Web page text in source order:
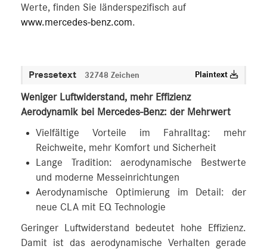
Werte, finden Sie länderspezifisch auf
www.mercedes-benz.com.
Pressetext 32748 Zeichen Plaintext
Weniger Luftwiderstand, mehr Effizienz
Aerodynamik bei Mercedes-Benz: der Mehrwert
Vielfältige Vorteile im Fahralltag: mehr
Reichweite, mehr Komfort und Sicherheit
Lange Tradition: aerodynamische Bestwerte
und moderne Messeinrichtungen
Aerodynamische Optimierung im Detail: der
neue CLA mit EQ Technologie
Geringer Luftwiderstand bedeutet hohe Effizienz.
Damit ist das aerodynamische Verhalten gerade